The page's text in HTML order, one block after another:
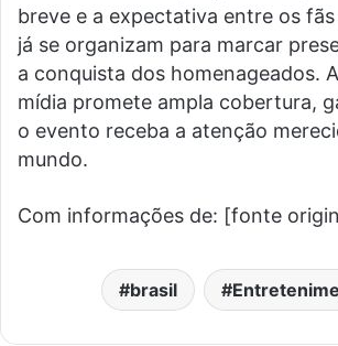
breve e a expectativa entre os
já se organizam para marcar
a conquista dos homenageados.
mídia promete ampla cobertura,
o evento receba a atenção
mundo.
Com informações de: [fonte
brasil